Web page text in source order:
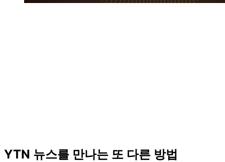
YTN 뉴스를 만나는 또 다른 방법